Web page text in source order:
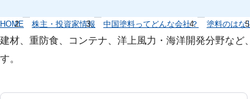
HOME 株主・投資家情報 中国塗料ってどんな会社？ 塗料のはな
建材、重防食、コンテナ、洋上風力・海洋開発分野な
す。